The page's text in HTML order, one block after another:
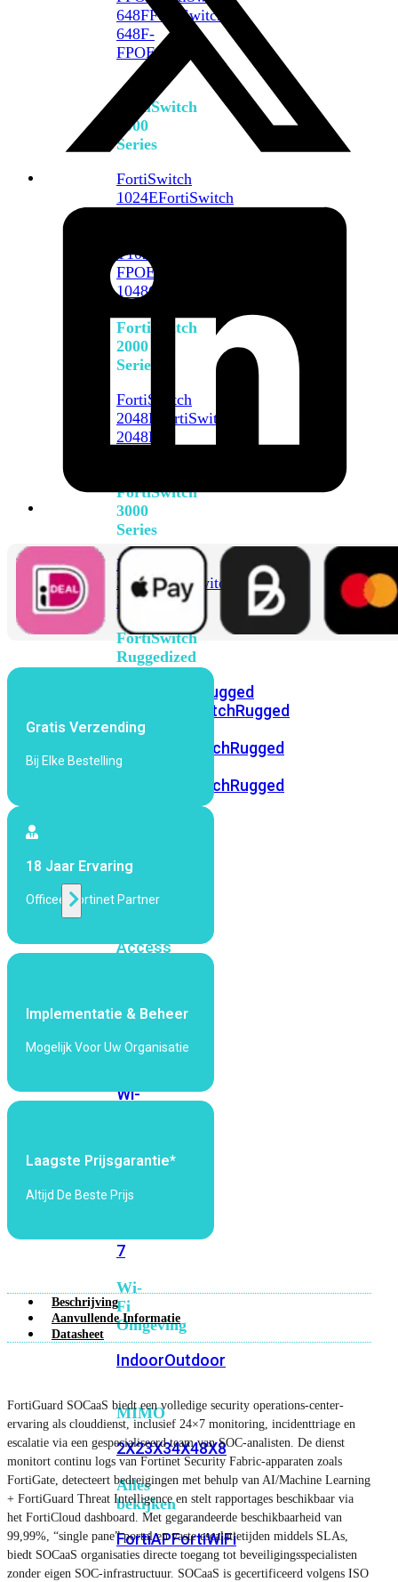
648FFortiSwitch
648F-
FPOE
FortiSwitch
1000
Series
FortiSwitch
1024EFortiSwitch
T1024F-
FPOE
1048G
FortiSwitch
2000
Series
FortiSwitch
2048F
FortiSwitch
2048F-
FortiSwitch
3000
Series
FortiSwitch
3032EFortiSwitch
3032G
FortiSwitch
Ruggedized
FortiSwitchRugged
FortiSwitchRugged
112F-
FortiSwitchRugged
216F-
FortiSwitchRugged
WiFi
Access
Wi-
Fi
Generatie
Wi-
6
Fi
7
Wi-
Fi
Omgeving
IndoorOutdoor
MIMO
2X23X34X48X8
Alles
bekijken
FortiAPFortiWiFi
Gratis Verzending
Bij Elke Bestelling
18 Jaar Ervaring
Officeel Fortinet Partner
Implementatie & Beheer
Mogelijk Voor Uw Organisatie
Laagste Prijsgarantie*
Altijd De Beste Prijs
Beschrijving
Aanvullende Informatie
Datasheet
FortiGuard SOCaaS biedt een volledige security operations-center-
ervaring als clouddienst, inclusief 24×7 monitoring, incidenttriage en
escalatie via een gespecialiseerd team van SOC-analisten. De dienst
monitort continu logs van Fortinet Security Fabric-apparaten zoals
FortiGate, detecteert bedreigingen met behulp van AI/Machine Learning
+ FortiGuard Threat Intelligence en stelt rapportages beschikbaar via
het FortiCloud dashboard. Met gegarandeerde beschikbaarheid van
99,99%, “single pane” portal en vaste escalatietijden middels SLAs,
biedt SOCaaS organisaties directe toegang tot beveiligingsspecialisten
zonder eigen SOC-infrastructuur. SOCaaS is gecertificeerd volgens ISO